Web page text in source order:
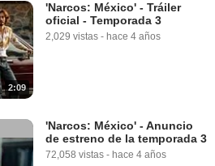
2:09
'Narcos: México' - Tráiler
oficial - Temporada 3
2,029 vistas - hace 4 años
'Narcos: México' - Anuncio
de estreno de la temporada 3
72,058 vistas - hace 4 años